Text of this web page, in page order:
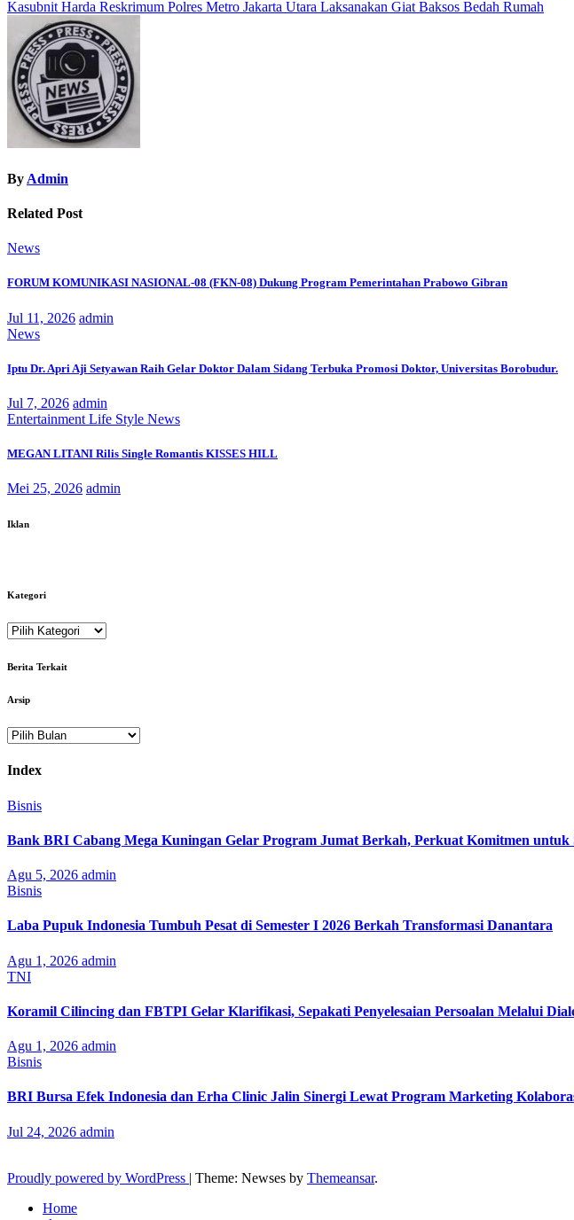
pos
Kasubnit Harda Reskrimum Polres Metro Jakarta Utara Laksanakan Giat Baksos Bedah Rumah
By Admin
Related Post
News
FORUM KOMUNIKASI NASIONAL-08 (FKN-08) Dukung Program Pemerintahan Prabowo Gibran
Jul 11, 2026 admin
News
Iptu Dr. Apri Aji Setyawan Raih Gelar Doktor Dalam Sidang Terbuka Promosi Doktor, Universitas Borobudur.
Jul 7, 2026 admin
Entertainment Life Style News
MEGAN LITANI Rilis Single Romantis KISSES HILL
Mei 25, 2026 admin
Iklan
Kategori
Kategori
Berita Terkait
Arsip
Arsip
Index
Bisnis
Bank BRI Cabang Mega Kuningan Gelar Program Jumat Berkah, Perkuat Komitmen
Agu 5, 2026 admin
Bisnis
Laba Pupuk Indonesia Tumbuh Pesat di Semester I 2026 Berkah Transformasi Danantara
Agu 1, 2026 admin
TNI
Koramil Cilincing dan FBTPI Gelar Klarifikasi, Sepakati Penyelesaian Persoalan Melalui
Agu 1, 2026 admin
Bisnis
BRI Bursa Efek Indonesia dan Erha Clinic Jalin Sinergi Lewat Program Marketing
Jul 24, 2026 admin
Proudly powered by WordPress | Theme: Newses by Themeansar.
Home